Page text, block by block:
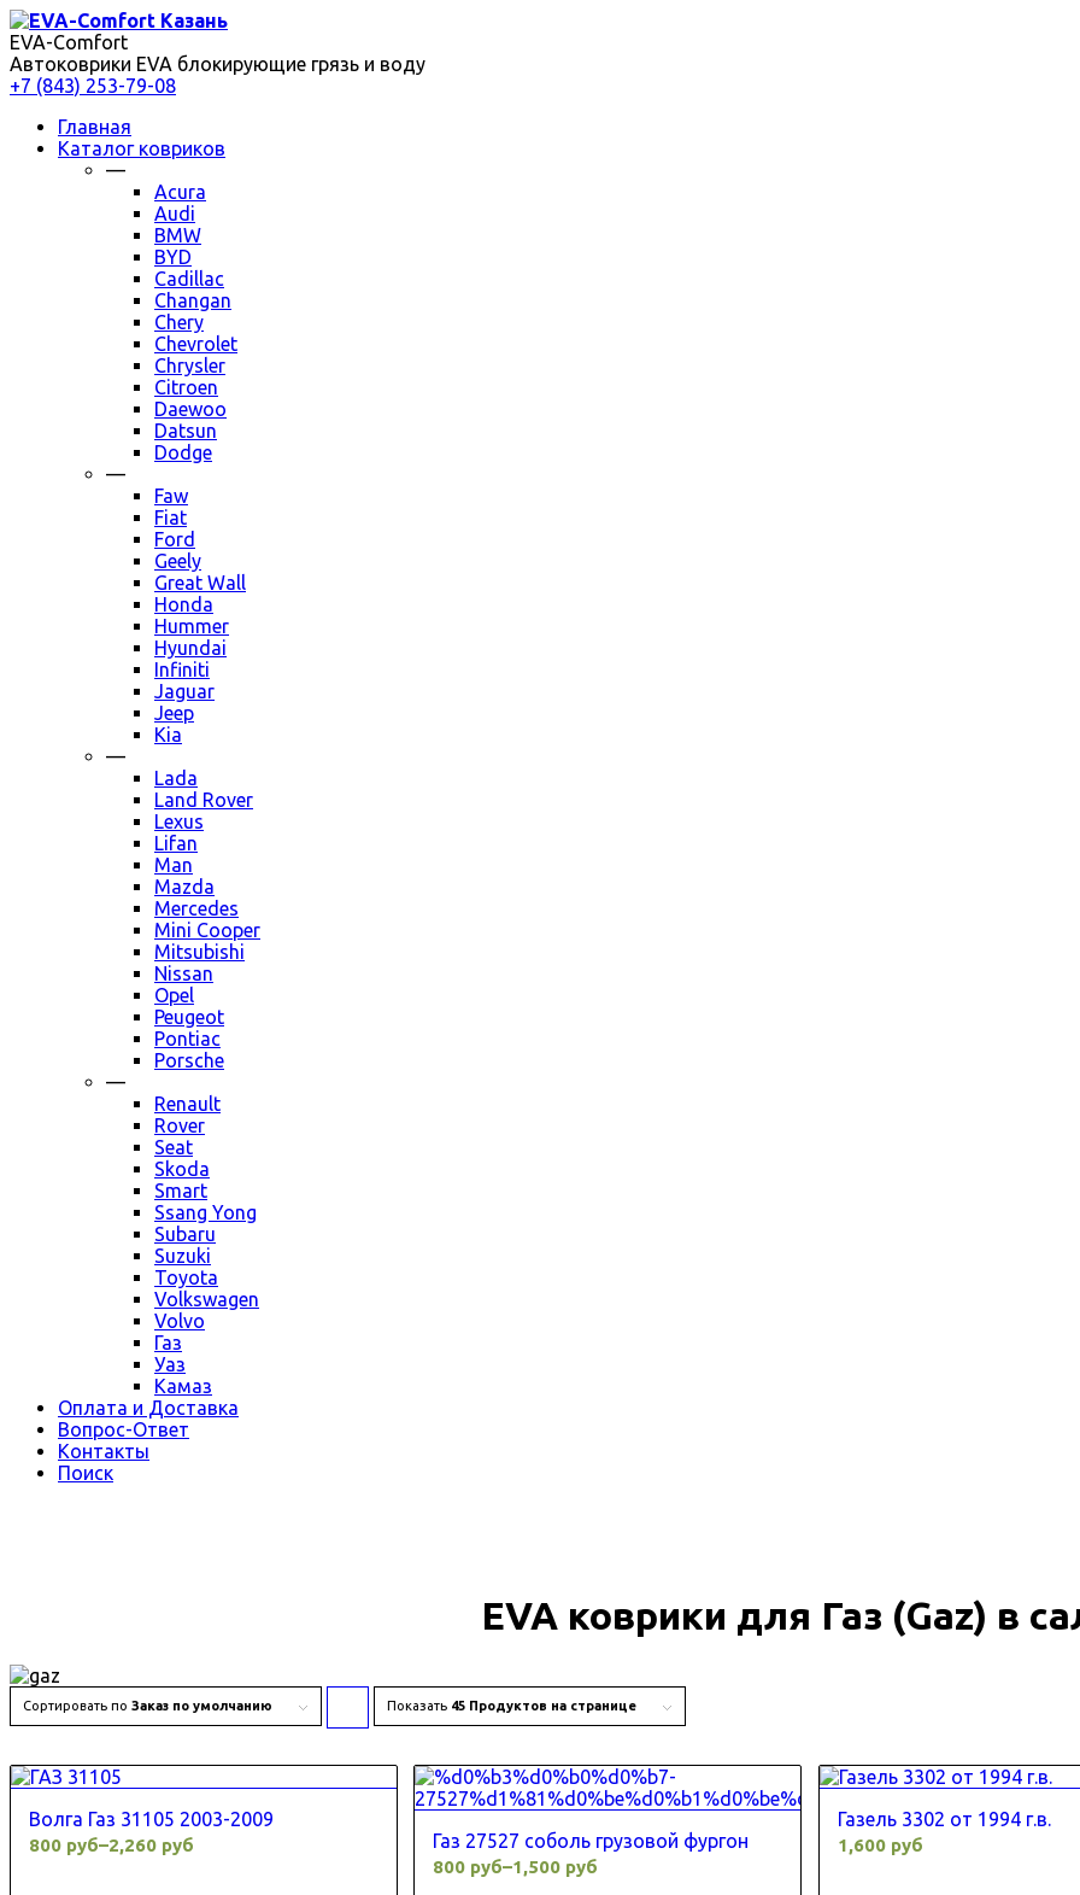
EVA-Comfort
Автоковрики EVA блокирующие грязь и воду
+7 (843) 253-79-08
Главная
Каталог ковриков
—
Acura
Audi
BMW
BYD
Cadillac
Changan
Chery
Chevrolet
Chrysler
Citroen
Daewoo
Datsun
Dodge
—
Faw
Fiat
Ford
Geely
Great Wall
Honda
Hummer
Hyundai
Infiniti
Jaguar
Jeep
Kia
—
Lada
Land Rover
Lexus
Lifan
Man
Mazda
Mercedes
Mini Cooper
Mitsubishi
Nissan
Opel
Peugeot
Pontiac
Porsche
—
Renault
Rover
Seat
Skoda
Smart
Ssang Yong
Subaru
Suzuki
Toyota
Volkswagen
Volvo
Газ
Уаз
Камаз
Оплата и Доставка
Вопрос-Ответ
Контакты
Поиск
EVA коврики для Газ (Gaz) в
Сортировать по Заказ по умолчанию Сортировать
Показать 45 Продуктов на странице
Волга Газ 31105 2003-2009
800 руб–2,260 руб Газ 27527 соболь грузовой фургон
800 руб–1,500 руб
Газель 3302 от 1994 г.в.
1,600 руб